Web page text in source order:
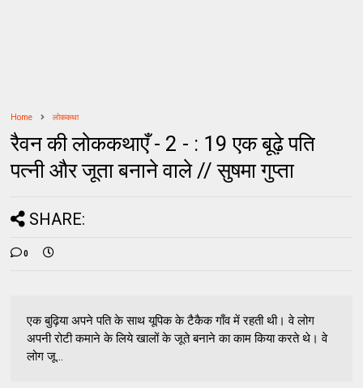
Home लोककथा
रैवन की लोककथाएँ - 2 - : 19 एक बूढ़े पति
पत्नी और जूता बनाने वाले // सुषमा गुप्ता
SHARE:
0
एक बुढ़िया अपने पति के साथ यूपिक के टैकैक गाँव में रहती थी। वे लोग
अपनी रोटी कमाने के लिये खालों के जूते बनाने का काम किया करते थे। वे
लोग जू...